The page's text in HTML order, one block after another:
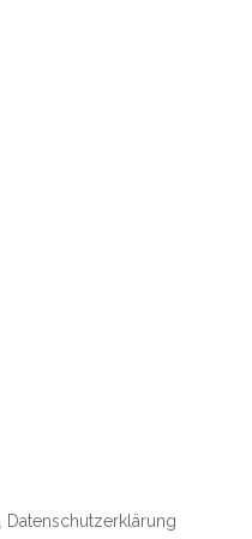
Datenschutzerklärung